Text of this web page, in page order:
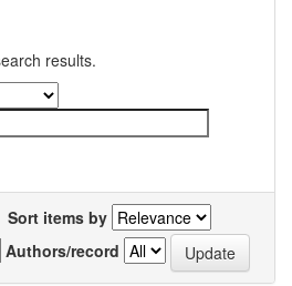
results.
Sort items by
Authors/record